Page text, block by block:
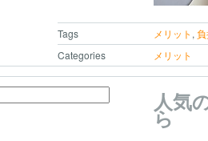
Tags メリット ,
Categories
メリット
人気
ら